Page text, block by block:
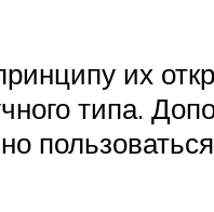
их
типа.